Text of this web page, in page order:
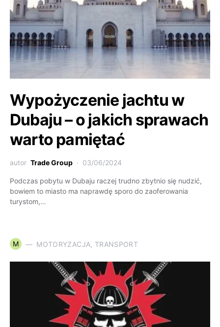
Wypożyczenie jachtu w
Dubaju – o jakich sprawach
warto pamiętać
autor Trade Group 03/06/2024
Podczas pobytu w Dubaju raczej trudno zbytnio się nudzić,
bowiem to miasto ma naprawdę sporo do zaoferowania
turystom,…
M MOTORYZACJA, TRANSPORT